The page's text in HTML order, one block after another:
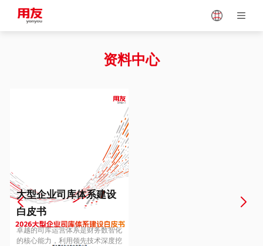
Vietnam
Europe
Hungary
资料中心
大型企业司库体系建设
白皮书
卓越的司库运营体系是财务数智化
的核心能力，利用领先技术深度挖